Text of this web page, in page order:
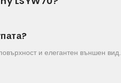
и елегантен външен вид.